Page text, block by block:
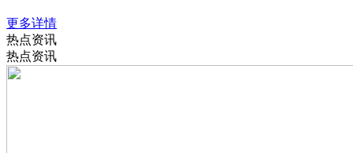
更多详情
热点资讯
热点资讯